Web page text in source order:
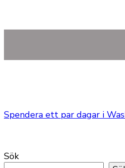
Spendera ett par dagar i
Sök